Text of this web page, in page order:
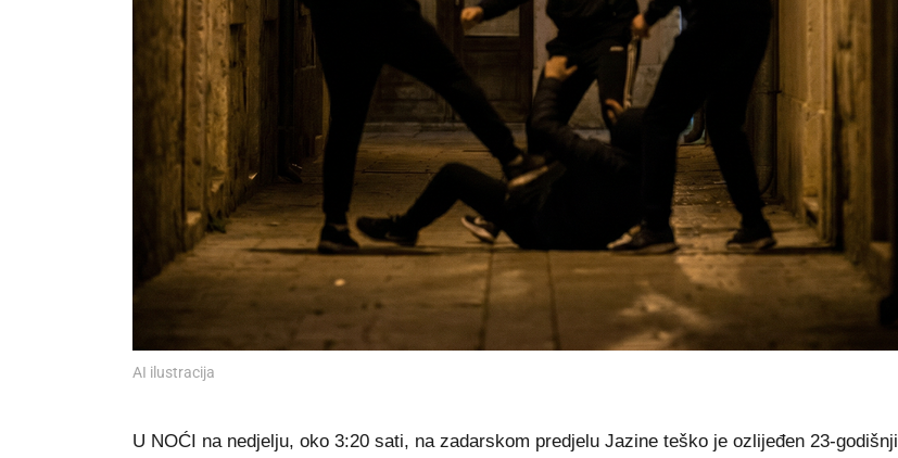
AI ilustracija
U NOĆI na nedjelju, oko 3:20 sati, na zadarskom predjelu Jazine teško je ozlijeđen 23-godišnji